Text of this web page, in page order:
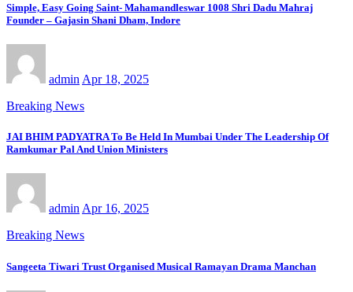
Simple, Easy Going Saint- Mahamandleswar 1008 Shri Dadu Mahraj
Founder – Gajasin Shani Dham, Indore
admin Apr 18, 2025
Breaking News
JAI BHIM PADYATRA To Be Held In Mumbai Under The Leadership Of
Ramkumar Pal And Union Ministers
admin Apr 16, 2025
Breaking News
Sangeeta Tiwari Trust Organised Musical Ramayan Drama Manchan